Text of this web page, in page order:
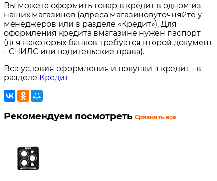
Вы можете оформить товар в кредит в одном из
наших магазинов (адреса магазиновуточняйте у
менеджеров или в разделе «Кредит»). Для
оформления кредита вмагазине нужен паспорт
(для некоторых банков требуется второй документ
- СНИЛС или водительские права).
Все условия оформления и покупки в кредит - в
разделе Кредит
Рекомендуем посмотреть Сравнить все